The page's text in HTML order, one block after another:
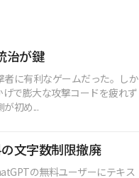
治が鍵
者に有利なゲームだった。しか
で膨大な攻撃コードを疲れず
初め...
文字数制限撤廃
の無料ユーザーにテキス